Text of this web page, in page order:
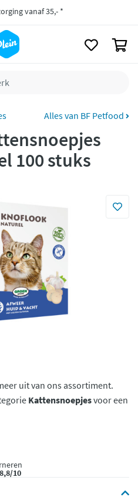
vanaf 35,- *
maandag
retourneren
bezorgd
Klarna
Alles van BF Petfood
100 stuks
uit van ons assortiment.
Kattensnoepjesvoor een
8,8/10